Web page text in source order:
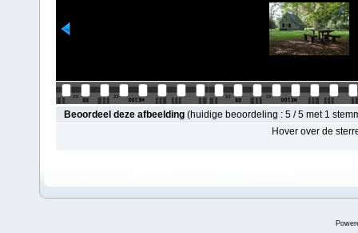
Beoordeel deze afbeelding (huidige beoordeling : 5 / 5 met 1
Hover over de